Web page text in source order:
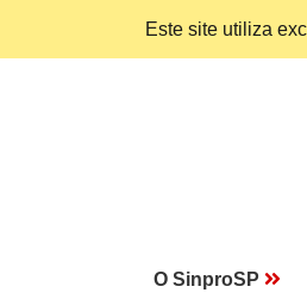
Este site utiliza
O SinproSP